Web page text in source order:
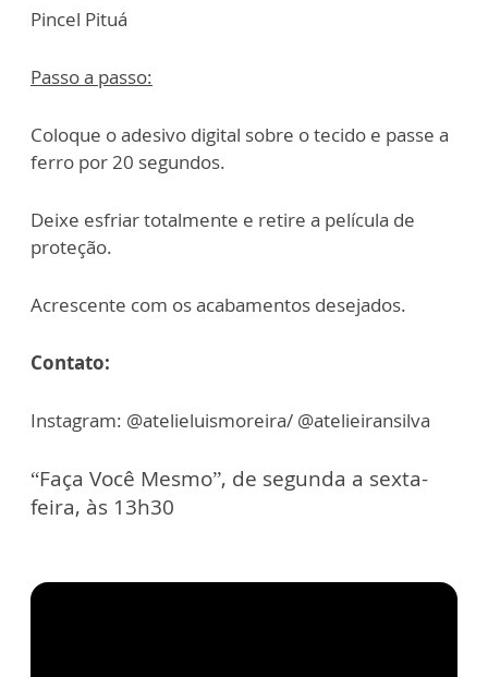
Pincel Pituá
Passo a passo:
Coloque o adesivo digital sobre o tecido e passe a
ferro por 20 segundos.
Deixe esfriar totalmente e retire a película de
proteção.
Acrescente com os acabamentos desejados.
Contato:
Instagram: @atelieluismoreira/ @atelieiransilva
“Faça Você Mesmo”, de segunda a sexta-
feira, às 13h30